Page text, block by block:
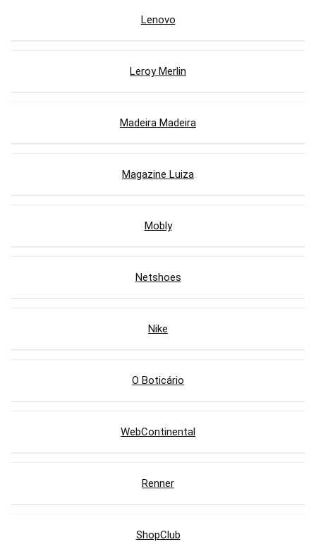
Lenovo
Leroy Merlin
Madeira Madeira
Magazine Luiza
Mobly
Netshoes
Nike
O Boticário
WebContinental
Renner
ShopClub